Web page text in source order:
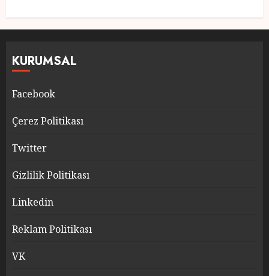
KURUMSAL
Facebook
Çerez Politikası
Twitter
Gizlilik Politikası
Linkedin
Reklam Politikası
VK